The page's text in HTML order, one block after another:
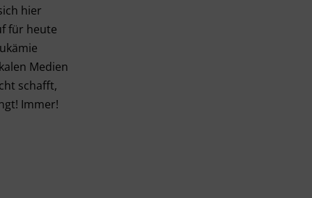
hier
für heute
Medien
schafft,
Immer!